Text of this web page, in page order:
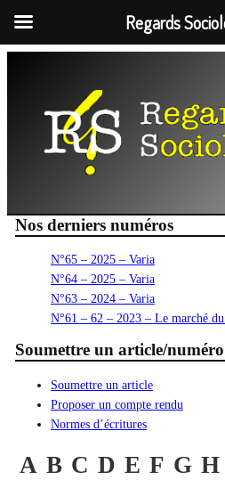
Nos derniers numéros
N°65 – 2025 – Varia
N°64 – 2025 – Varia
N°63 – 2024 – Varia
N°61 – 62 – 2023 – Le marché
Soumettre un article/numéro
Soumettre un article
Proposer un compte rendu
Normes d’écritures
A B C D E F G H
Regards